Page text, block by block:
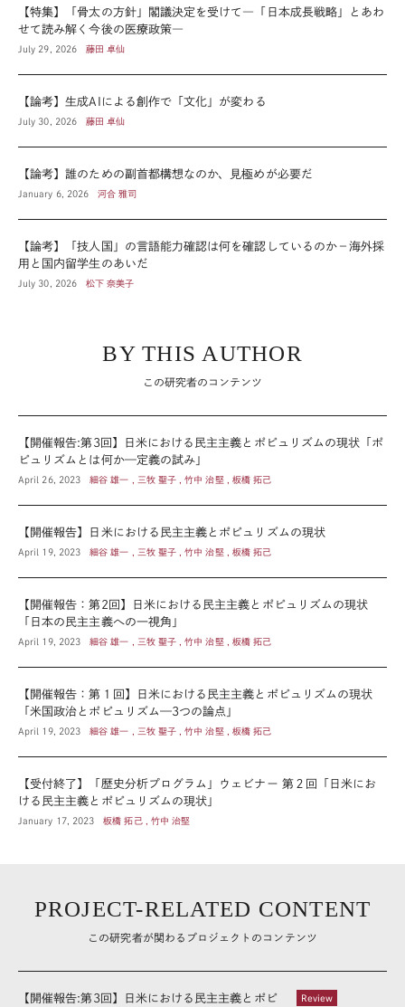
【特集】「骨太の方針」閣議決定を受けて―「日本成長戦略」とあわ
せて読み解く今後の医療政策―
July 29, 2026 藤田 卓仙
【論考】生成AIによる創作で「文化」が変わる
July 30, 2026 藤田 卓仙
【論考】誰のための副首都構想なのか、見極めが必要だ
January 6, 2026 河合 雅司
【論考】「技人国」の言語能力確認は何を確認しているのか－海外採
用と国内留学生のあいだ
July 30, 2026 松下 奈美子
BY THIS AUTHOR
この研究者のコンテンツ
【開催報告:第3回】日米における民主主義とポピュリズムの現状「ポ
ピュリズムとは何か—定義の試み」
April 26, 2023 細谷 雄一 , 三牧 聖子 , 竹中 治堅 , 板橋 拓己
【開催報告】日米における民主主義とポピュリズムの現状
April 19, 2023 細谷 雄一 , 三牧 聖子 , 竹中 治堅 , 板橋 拓己
【開催報告：第2回】日米における民主主義とポピュリズムの現状
「日本の民主主義への一視角」
April 19, 2023 細谷 雄一 , 三牧 聖子 , 竹中 治堅 , 板橋 拓己
【開催報告：第１回】日米における民主主義とポピュリズムの現状
「米国政治とポピュリズム—3つの論点」
April 19, 2023 細谷 雄一 , 三牧 聖子 , 竹中 治堅 , 板橋 拓己
【受付終了】「歴史分析プログラム」ウェビナー 第２回「日米にお
ける民主主義とポピュリズムの現状」
January 17, 2023 板橋 拓己 , 竹中 治堅
PROJECT-RELATED CONTENT
この研究者が関わるプロジェクトのコンテンツ
Review
【開催報告:第3回】日米における民主主義とポピ